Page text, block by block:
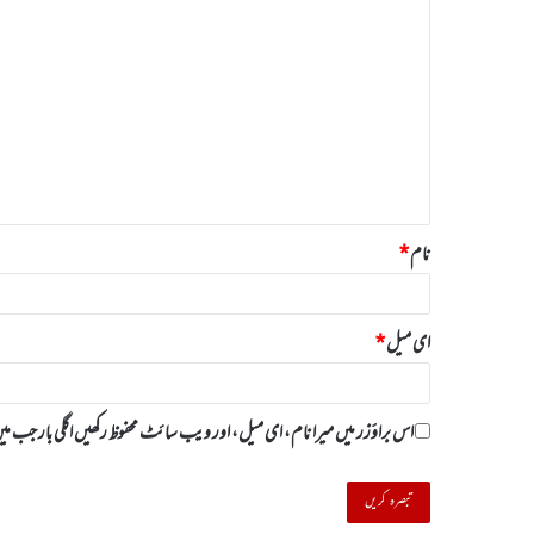
نام*
ای میل*
اس براؤزر میں میرا نام، ای میل، اور ویب سائٹ محفوظ رکھیں اگلی بار